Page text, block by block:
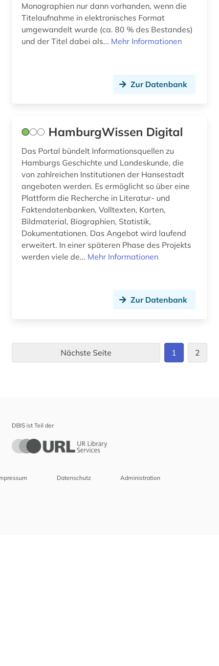
Monographien nur dann vorhanden, wenn die
Titelaufnahme in elektronisches Format
umgewandelt wurde (ca. 80 % des Bestandes)
und der Titel dabei als... Mehr Informationen
Zur Datenbank
HamburgWissen Digital
Das Portal bündelt Informationsquellen zu
Hamburgs Geschichte und Landeskunde, die
von zahlreichen Institutionen der Hansestadt
angeboten werden. Es ermöglicht so über eine
Plattform die Recherche in Literatur- und
Faktendatenbanken, Volltexten, Karten,
Bildmaterial, Biographien, Statistik,
Dokumentationen. Das Angebot wird laufend
erweitert. In einer späteren Phase des Projekts
werden viele de... Mehr Informationen
Zur Datenbank
Nächste Seite 1 2
DBIS ist Teil der
Datenschutz Administration